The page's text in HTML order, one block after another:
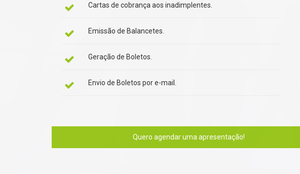
Cartas de cobrança aos inadimplentes.
Emissão de Balancetes.
Geração de Boletos.
Envio de Boletos por e-mail.
Quero agendar uma apresentação!